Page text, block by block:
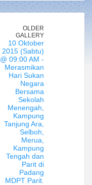
OLDER
GALLERY
10 Oktober
2015 (Sabtu)
@ 09:00 AM -
Merasmikan
Hari Sukan
Negara
Bersama
Sekolah
Menengah,
Kampung
Tanjung Ara,
Selboh,
Merua,
Kampung
Tengah dan
Parit di
Padang
MDPT Parit.